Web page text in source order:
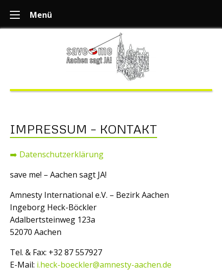
Menü
IMPRESSUM – KONTAKT
➡️ Datenschutzerklärung
save me! – Aachen sagt JA!
Amnesty International e.V. – Bezirk Aachen
Ingeborg Heck-Böckler
Adalbertsteinweg 123a
52070 Aachen
Tel. & Fax: +32 87 557927
E-Mail: i.heck-boeckler@amnesty-aachen.de